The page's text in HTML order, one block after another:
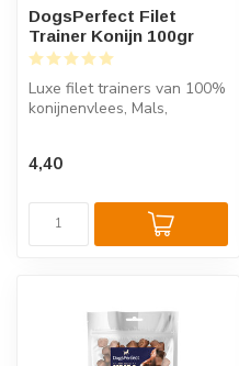
DogsPerfect Filet
Trainer Konijn 100gr
Luxe filet trainers van 100%
konijnenvlees, Mals,
4,40